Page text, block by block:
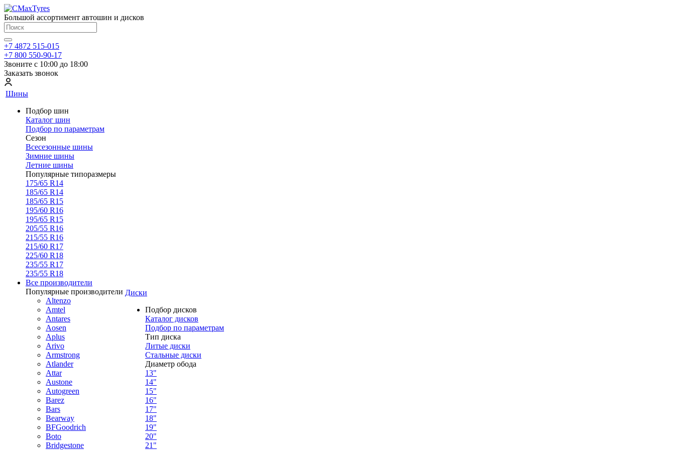
Большой ассортимент автошин и дисков
+7 4872 515-015
+7 800 550-90-17
Звоните с 10:00 до 18:00
Заказать звонок
Шины
Подбор шин
Каталог шин
Подбор по параметрам
Сезон
Всесезонные шины
Зимние шины
Летние шины
Популярные типоразмеры
175/65 R14
185/65 R14
185/65 R15
195/60 R16
195/65 R15
205/55 R16
215/55 R16
215/60 R17
225/60 R18
235/55 R17
235/55 R18
Все производители
Популярные производители
Altenzo
Amtel
Antares
Aosen
Aplus
Arivo
Armstrong
Atlander
Attar
Austone
Autogreen
Barez
Bars
Bearway
BFGoodrich
Boto
Bridgestone
Диски
Подбор дисков
Каталог дисков
Подбор по параметрам
Тип диска
Литые диски
Стальные диски
Диаметр обода
13"
14"
15"
16"
17"
18"
19"
20"
21"